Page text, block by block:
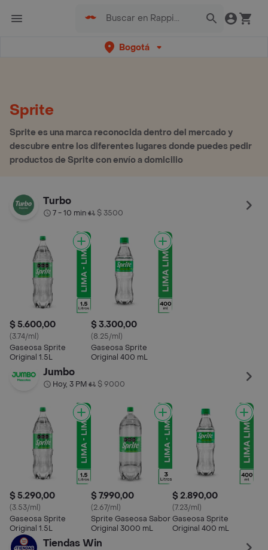
Bogotá
Sprite
Sprite es una marca reconocida dentro del mercado y
descubre entre los diferentes lugares donde puedes pedir
productos de Sprite con envío a domicilio
Turbo
7 - 10 min• $ 3500
$ 5.600,00
(3.74/ml)
Gaseosa Sprite
Original 1.5L
$ 3.300,00
(8.25/ml)
Gaseosa Sprite
Original 400 mL
Jumbo
Hoy, 3 PM• $ 9000
$ 5.290,00
(3.53/ml)
Gaseosa Sprite
Original 1.5L
$ 7.990,00
(2.67/ml)
Sprite Gaseosa Sabor
Original 3000 mL
$ 2.890,00
(7.23/ml)
Gaseosa Sprite
Original 400 mL
Tiendas Win